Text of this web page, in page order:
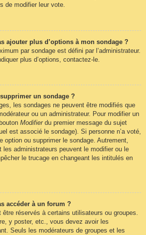
de modifier leur vote.
ajouter plus d’options à mon sondage ?
par sondage est défini par l’administrateur.
plus d’options, contactez-le.
un sondage ?
les sondages ne peuvent être modifiés que
ou un administrateur. Pour modifier un
Modifierdu premier message du sujet
est associé le sondage). Si personne n’a voté,
option ou supprimer le sondage. Autrement,
les administrateurs peuvent le modifier ou le
le trucage en changeant les intitulés en
accéder à un forum ?
être réservés à certains utilisateurs ou groupes.
y poster, etc., vous devez avoir les
Seuls les modérateurs de groupes et les